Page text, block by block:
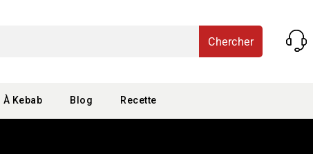
Chercher
Kebab Blog Recette